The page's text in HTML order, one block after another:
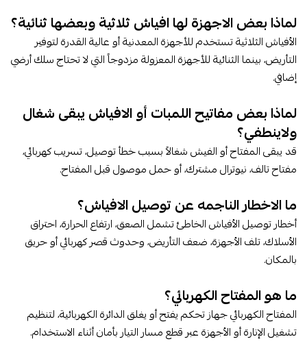
لماذا بعض الاجهزة لها افياش ثلاثية وبعضها ثنائية؟
الأفياش الثلاثية تستخدم للأجهزة المعدنية أو عالية القدرة لتوفير
التأريض، بينما الثنائية للأجهزة المعزولة مزدوجاً التي لا تحتاج سلك أرضي
إضافي.
لماذا بعض مفاتيح اللمبات أو الافياش يبقى شغال
ولاينطفي​؟
قد يبقى المفتاح أو الفيش شغالاً بسبب خطأ توصيل، تسريب كهربائي،
مفتاح تالف، نيوترال مشترك، أو حمل موصول قبل المفتاح.
ما الاخطار الناجمه عن توصيل الافياش​؟
أخطار توصيل الأفياش الخاطئ تشمل الصعق، ارتفاع الحرارة، احتراق
الأسلاك، تلف الأجهزة، ضعف التأريض، وحدوث قصر كهربائي أو حريق
بالمكان.
ما هو المفتاح الكهربائي​؟
المفتاح الكهربائي جهاز تحكم يفتح أو يغلق الدائرة الكهربائية، لتنظيم
تشغيل الإنارة أو الأجهزة عبر قطع مسار التيار بأمان أثناء الاستخدام.